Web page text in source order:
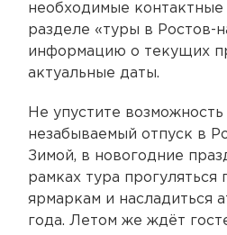
необходимые контактные
разделе «туры в Ростов-
информацию о текущих
актуальные даты.
Не упустите
незабываемый отпуск в
Зимой, в новогодние
рамках тура
ярмаркам и насладиться
года. Летом же ждёт